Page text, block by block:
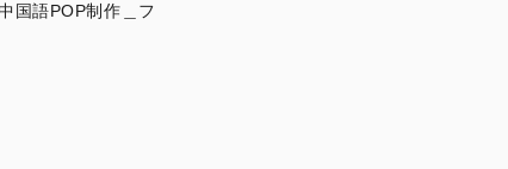
国語POP制作＿フ